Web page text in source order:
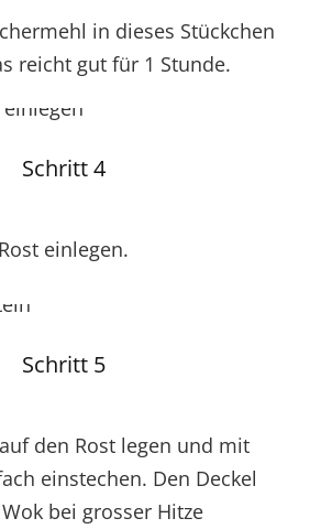
in dieses Stückchen
reicht gut für 1 Stunde.
Schritt 4
einlegen.
Schritt 5
den Rost legen und mit
einstechen. Den Deckel
bei grosser Hitze